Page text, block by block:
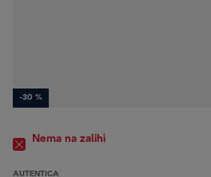
-30 %
Nema na zalihi
AUTENTICA